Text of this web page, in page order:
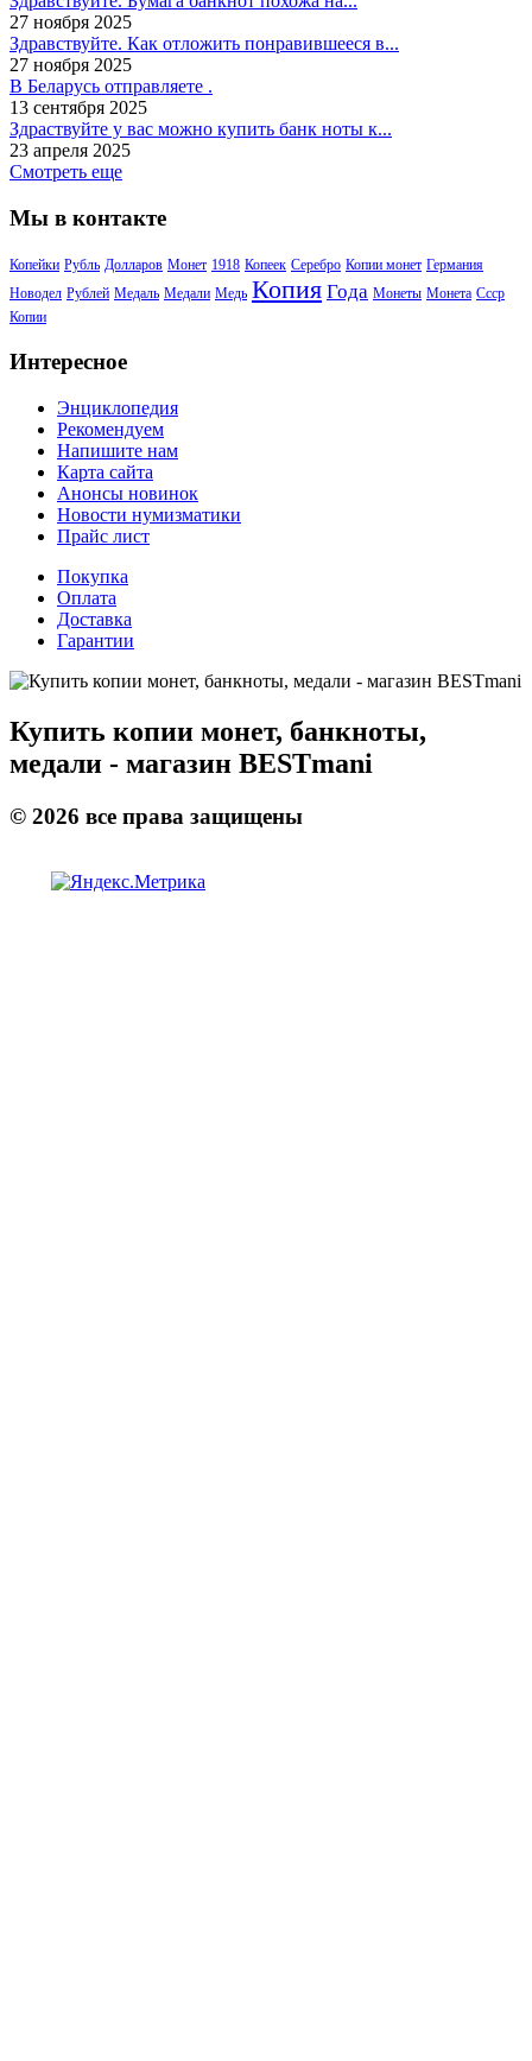
27 ноября 2025
Здравствуйте. Как отложить понравившееся в...
27 ноября 2025
В Беларусь отправляете .
13 сентября 2025
Здраствуйте у вас можно купить банк ноты к...
23 апреля 2025
Смотреть еще
Мы в контакте
Копейки Рубль Долларов Монет 1918 Копеек Серебро Копии монет Германия
Новодел Рублей Медаль Медали Медь Копия Года Монеты Монета Ссср
Копии
Интересное
Энциклопедия
Рекомендуем
Напишите нам
Карта сайта
Анонсы новинок
Новости нумизматики
Прайс лист
Покупка
Оплата
Доставка
Гарантии
Купить копии монет, банкноты,
медали - магазин BESTmani
© 2026 все права защищены